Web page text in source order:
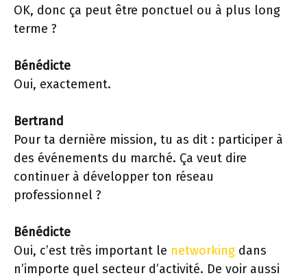
OK, donc ça peut être ponctuel ou à plus long
terme ?
Bénédicte
Oui, exactement.
Bertrand
Pour ta dernière mission, tu as dit : participer à
des événements du marché. Ça veut dire
continuer à développer ton réseau
professionnel ?
Bénédicte
Oui, c’est très important le networking dans
n’importe quel secteur d’activité. De voir aussi